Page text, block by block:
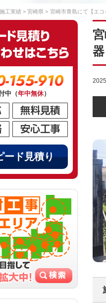
工実績 宮崎県 宮崎市青島にて【エ
155-910
中（年中無休）
ード見積り